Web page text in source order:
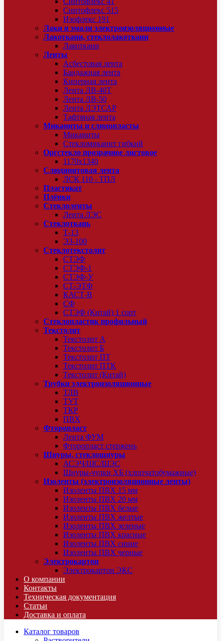
Синтофлекс 515
Изофлекс 191
Лаки и эмали электроизоляционные
Лакоткани, стеклолакоткани
Лакоткани
Ленты
Асбестовая лента
Бандажная лента
Киперная лента
Лента ЛВ-40Т
Лента ЛВ-50
Лента ЛЭТСАР
Тафтяная лента
Миканиты и слюдопласты
Миканиты
Стекломиканит гибкий
Оргстекло прозрачное листовое
1170х1340
Слюдинитовая лента
ЛСК 110 - ТПЛ
Пластикат
Плёнки
Стеклоленты
Лента ЛЭС
Стеклоткань
Т-13
ЭЗ-100
Стеклотекстолит
СТЭФ
СТЭФ-1
СТЭФ-У
СТ-ЭТФ
КАСТ-В
СФ
СТЭФ (Китай) 1 сорт
Стеклопластик профильный
Текстолит
Текстолит А
Текстолит Б
Текстолит ПТ
Текстолит ПТК
Текстолит (Китай)
Трубки электроизоляционные
ТЛВ
ТУТ
ТКР
ПВХ
Фторопласт
Лента ФУМ
Фторопласт стержень
Шнуры, стеклошнуры
АСЭЧ/ШС/ШЭС
Шнуры-чулки ХБ (хлопчатобумажные)
Изоленты (электроизоляционные ленты)
Изоленты ПВХ 15 мм
Изоленты ПВХ 20 мм
Изоленты ПВХ белые
Изоленты ПВХ желтые
Изоленты ПВХ зеленые
Изоленты ПВХ красные
Изоленты ПВХ синие
Изоленты ПВХ черные
Электрокартон
Электрокартон ЭКС
О компании
Контакты
Техническая документация
Статьи
Доставка и оплата
Каталог товаров